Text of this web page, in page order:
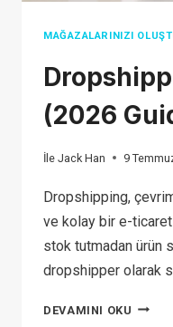
MAĞAZALARINIZI
(2026
İle Jack Han 9
Dropshipping,
ve kolay bir e-
stok tutmadan ürün
dropshipper olarak
DEVAMINI OKU